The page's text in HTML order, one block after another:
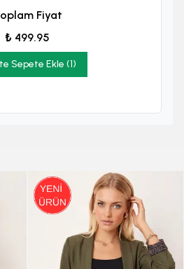
Fiyat
₺ 499.95
Sepete Ekle (1)